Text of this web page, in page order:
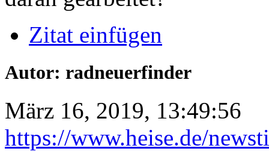
Zitat einfügen
Autor: radneuerfinder
März 16, 2019, 13:49:56
https://www.heise.de/